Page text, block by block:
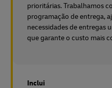
prioritárias. Trabalhamos
programação de entrega,
necessidades de entregas
que garante o custo mais
Inclui